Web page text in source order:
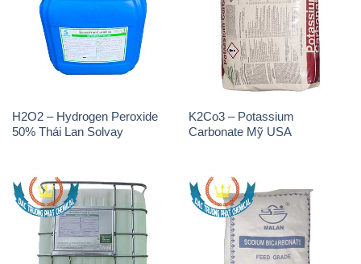
H2O2 – Hydrogen Peroxide
50% Thái Lan Solvay
K2Co3 – Potassium
Carbonate Mỹ USA